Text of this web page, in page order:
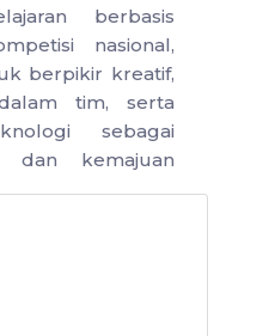
berbasis
nasional,
berpikir kreatif,
tim, serta
sebagai
dan kemajuan